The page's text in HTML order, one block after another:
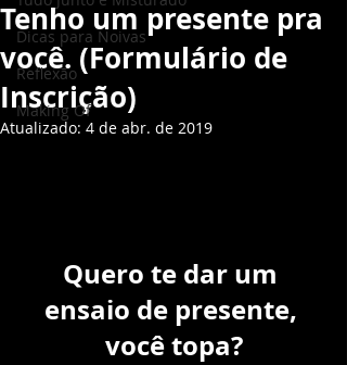
Dicas para Noivas
Reflexão
Making Of
Tenho um presente pra
você. (Formulário de
Inscrição)
Atualizado: 4 de abr. de 2019
Quero te dar um
ensaio de presente,
você topa?